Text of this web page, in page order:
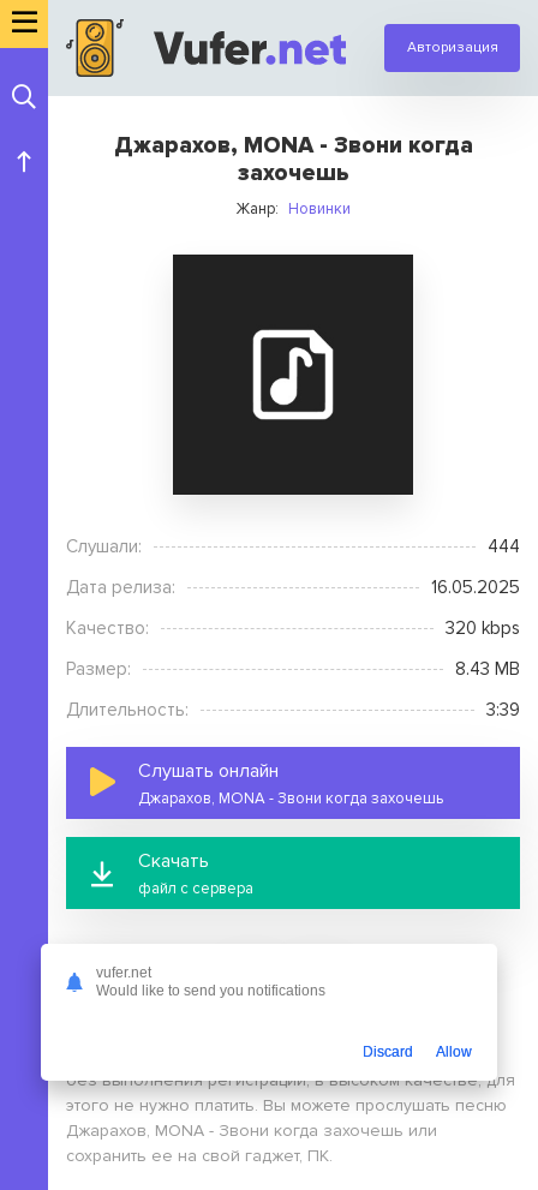
Авторизация
Джарахов, MONA - Звони когда
захочешь
Жанр: Новинки
Слушали:
444
Дата релиза:
16.05.2025
Качество:
320 kbps
Размер:
8.43 MB
Длительность:
3:39
Слушать онлайн
Джарахов, MONA - Звони когда захочешь
Скачать
файл с сервера
Джарахов, MONA - Звони когда захочешь бесплатно
без выполнения регистрации, в высоком качестве, для
этого не нужно платить. Вы можете прослушать песню
Джарахов, MONA - Звони когда захочешь или
сохранить ее на свой гаджет, ПК.
vufer.net
Would like to send you notifications
Discard Allow